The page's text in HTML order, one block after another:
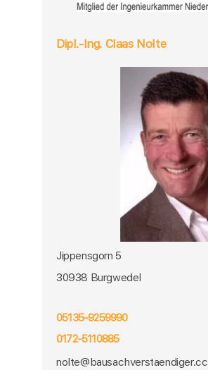
Dipl.-Ing. Claas Nolte
Jippensgorn 5
30938 Burgwedel
05135-9259990
0172-5110885
nolte@bausachverstaendiger.cc